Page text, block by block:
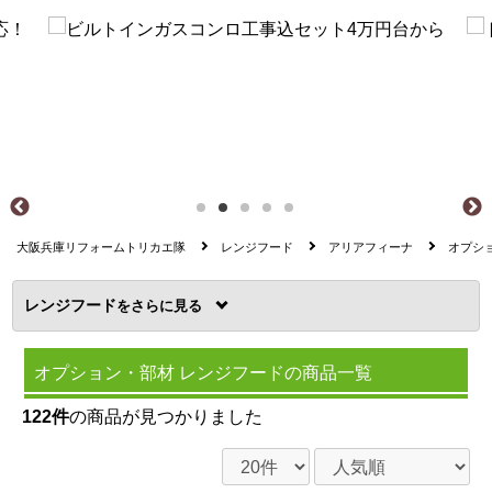
大阪兵庫リフォームトリカエ隊 レンジフード アリアフィーナ オプシ
レンジフードを
オプション・部材 レンジフードの商品一覧
122件の商品が見つかりました